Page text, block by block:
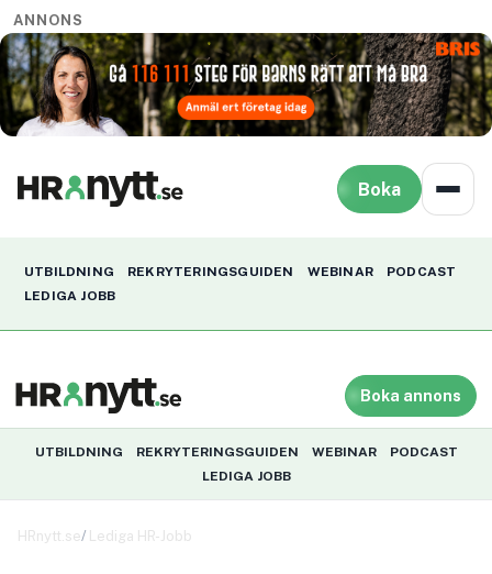
ANNONS
Boka
UTBILDNING REKRYTERINGSGUIDEN WEBINAR
PODCAST
LEDIGA JOBB
Boka annons
UTBILDNING REKRYTERINGSGUIDEN WEBINAR
PODCAST
LEDIGA JOBB
HRnytt.se Lediga HR-Jobb